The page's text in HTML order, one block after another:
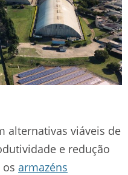
alternativas viáveis de
e redução
os armazéns